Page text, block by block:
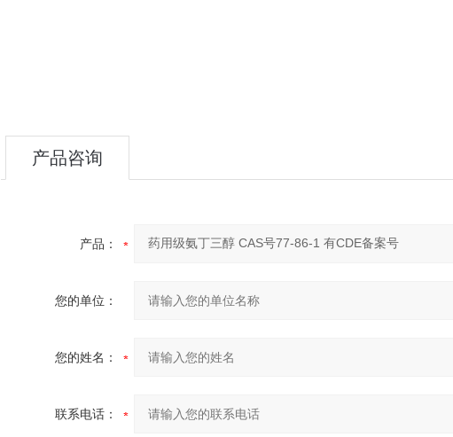
产品咨询
产品：
您的单位：
您的姓名：
联系电话：